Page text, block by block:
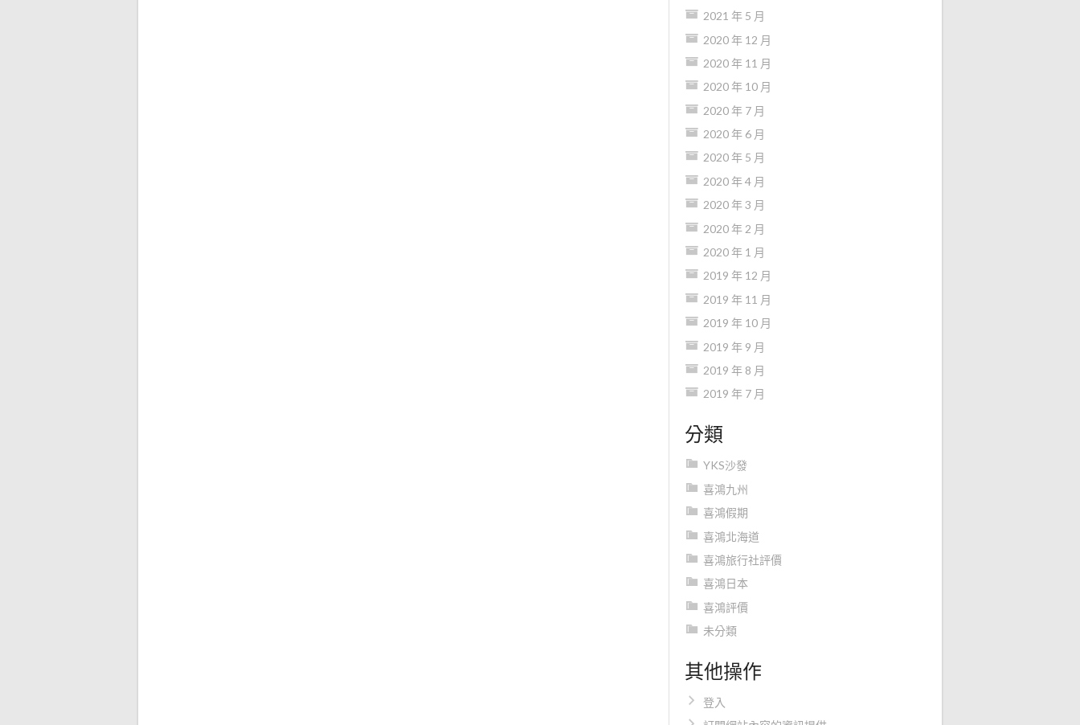
2021 年 5 月
2020 年 12 月
2020 年 11 月
2020 年 10 月
2020 年 7 月
2020 年 6 月
2020 年 5 月
2020 年 4 月
2020 年 3 月
2020 年 2 月
2020 年 1 月
2019 年 12 月
2019 年 11 月
2019 年 10 月
2019 年 9 月
2019 年 8 月
2019 年 7 月
分類
YKS沙發
喜鴻九州
喜鴻假期
喜鴻北海道
喜鴻旅行社評價
喜鴻日本
喜鴻評價
未分類
其他操作
登入